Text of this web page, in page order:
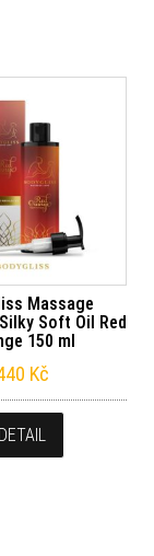
Massage
Soft Oil Red
150 ml
Kč
DETAIL